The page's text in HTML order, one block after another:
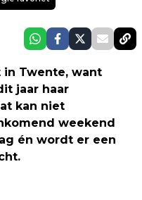
in Twente, want
jaar haar
kan niet
weekend
én wordt er een